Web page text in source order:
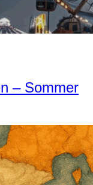
– Sommer